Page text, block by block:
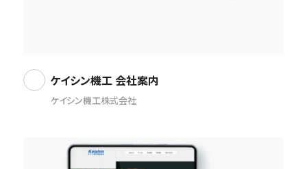
ケイシン機工 会社案内
ケイシン機工株式会社